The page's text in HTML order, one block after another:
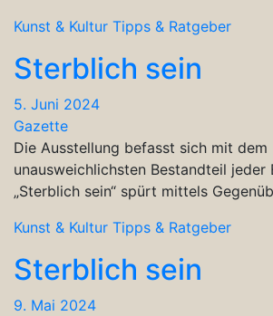
Kunst & Kultur Tipps & Ratgeber
Sterblich sein
5. Juni 2024
Gazette
Die Ausstellung befasst sich mit dem
unausweichlichsten Bestandteil jeder
„Sterblich sein“ spürt mittels
Kunst & Kultur Tipps & Ratgeber
Sterblich sein
9. Mai 2024